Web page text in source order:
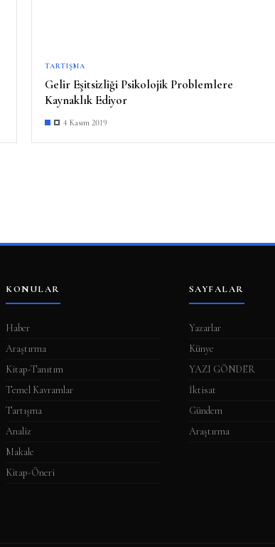
TARTIŞMA
Gelir Eşitsizliği Psikolojik Problemlere
Kaynaklık Ediyor
4 Kasım 2019
KONULAR
Haber
Araştırma
Kitap-Tanıtım
Temel Kavramlar
Tartışma
Analiz
Makale
Kitap-Öneri
SAYFALAR
Yazarlar
Künye
YAZI GÖNDER
İktisat
Gündem
Araştırma